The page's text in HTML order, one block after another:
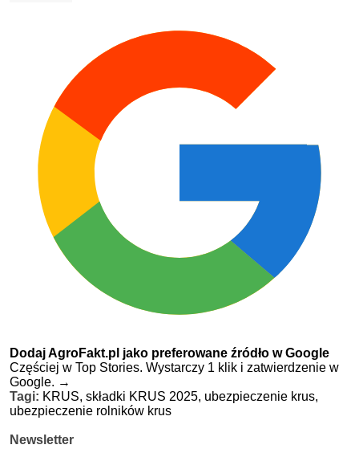
Dodaj AgroFakt.pl jako preferowane źródło w Google
Częściej w Top Stories. Wystarczy 1 klik i zatwierdzenie w
Google. →
Tagi: KRUS, składki KRUS 2025, ubezpieczenie krus,
ubezpieczenie rolników krus
Newsletter